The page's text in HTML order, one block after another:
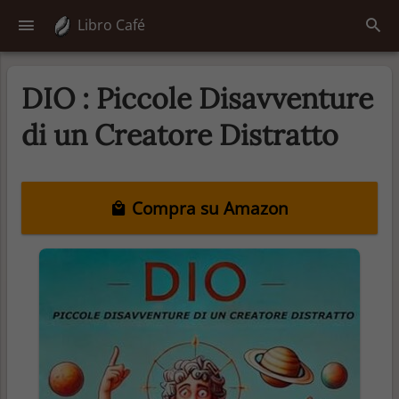
Libro Café
DIO : Piccole Disavventure
di un Creatore Distratto
Compra su Amazon